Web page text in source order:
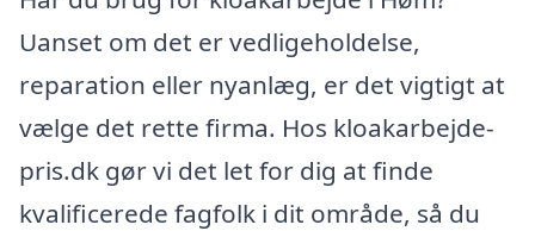
Uanset om det er vedligeholdelse,
reparation eller nyanlæg, er det vigtigt at
vælge det rette firma. Hos kloakarbejde-
pris.dk gør vi det let for dig at finde
kvalificerede fagfolk i dit område, så du